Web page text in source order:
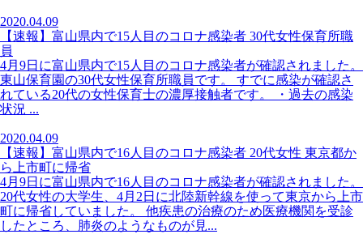
2020.04.09
【速報】富山県内で15人目のコロナ感染者 30代女性保育所職
員
4月9日に富山県内で15人目のコロナ感染者が確認されました。
東山保育園の30代女性保育所職員です。 すでに感染が確認さ
れている20代の女性保育士の濃厚接触者です。 ・過去の感染
状況 ...
2020.04.09
【速報】富山県内で16人目のコロナ感染者 20代女性 東京都か
ら上市町に帰省
4月9日に富山県内で16人目のコロナ感染者が確認されました。
20代女性の大学生、4月2日に北陸新幹線を使って東京から上市
町に帰省していました。 他疾患の治療のため医療機関を受診
したところ、肺炎のようなものが見...